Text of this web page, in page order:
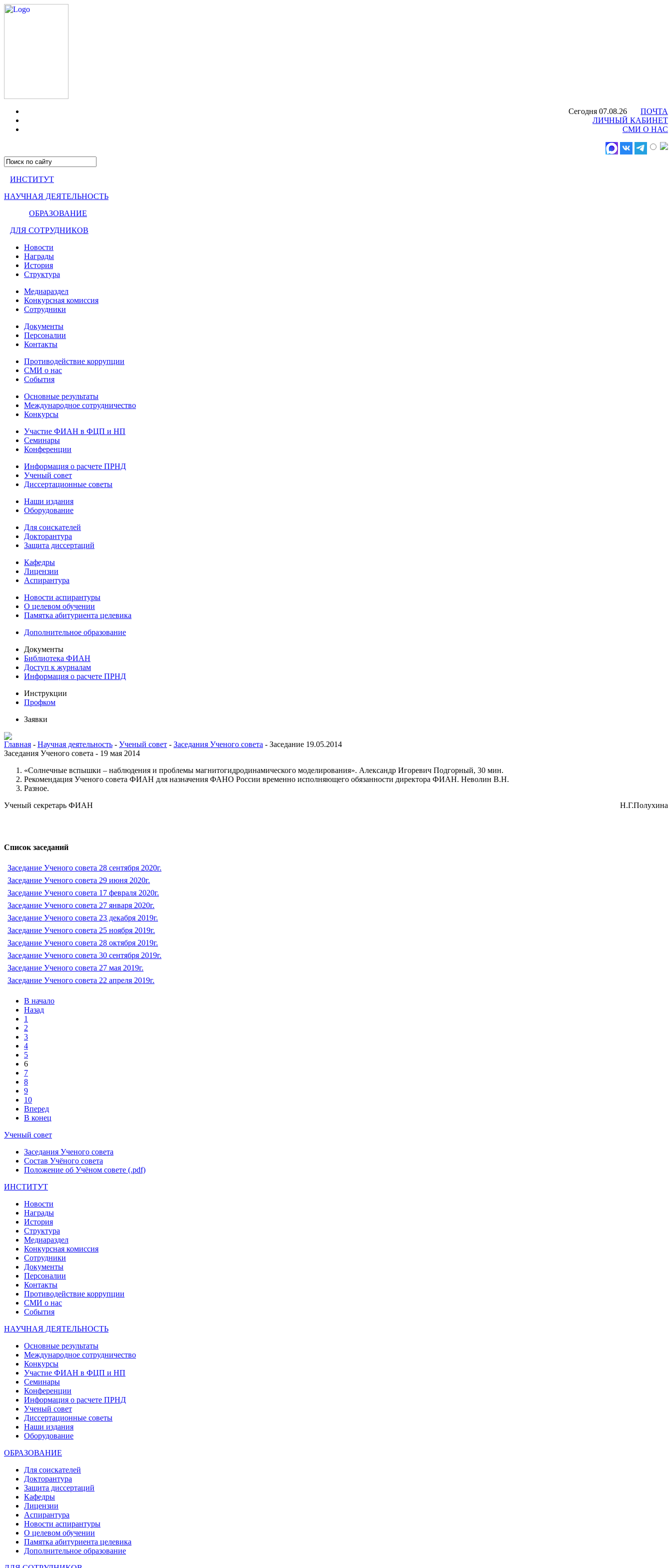
Сегодня 07.08.26
ПОЧТА
ЛИЧНЫЙ КАБИНЕТ
СМИ О НАС
ИНСТИТУТ
НАУЧНАЯ ДЕЯТЕЛЬНОСТЬ
ОБРАЗОВАНИЕ
ДЛЯ СОТРУДНИКОВ
Новости
Награды
История
Структура
Медиараздел
Конкурсная комиссия
Сотрудники
Документы
Персоналии
Контакты
Противодействие коррупции
СМИ о нас
События
Основные результаты
Международное сотрудничество
Конкурсы
Участие ФИАН в ФЦП и НП
Семинары
Конференции
Информация о расчете ПРНД
Ученый совет
Диссертационные советы
Наши издания
Оборудование
Для соискателей
Докторантура
Защита диссертаций
Кафедры
Лицензии
Аспирантура
Новости аспирантуры
О целевом обучении
Памятка абитуриента целевика
Дополнительное образование
Документы
Библиотека ФИАН
Доступ к журналам
Информация о расчете ПРНД
Инструкции
Профком
Заявки
Главная - Научная деятельность - Ученый совет - Заседания Ученого совета - Заседание 19.05.2014
Заседания Ученого совета - 19 мая 2014
«Солнечные вспышки – наблюдения и проблемы магнитогидродинамического моделирования». Александр Игоревич Подгорный, 30 мин.
Рекомендация Ученого совета ФИАН для назначения ФАНО России временно исполняющего обязанности директора ФИАН. Неволин В.Н.
Разное.
Ученый секретарь ФИАН
Н.Г.Полухина
Список заседаний
Заседание Ученого совета 28 сентября 2020г.
Заседание Ученого совета 29 июня 2020г.
Заседание Ученого совета 17 февраля 2020г.
Заседание Ученого совета 27 января 2020г.
Заседание Ученого совета 23 декабря 2019г.
Заседание Ученого совета 25 ноября 2019г.
Заседание Ученого совета 28 октября 2019г.
Заседание Ученого совета 30 сентября 2019г.
Заседание Ученого совета 27 мая 2019г.
Заседание Ученого совета 22 апреля 2019г.
В начало
Назад
1
2
3
4
5
6
7
8
9
10
Вперед
В конец
Ученый совет
Заседания Ученого совета
Состав Учёного совета
Положение об Учёном совете (.pdf)
ИНСТИТУТ
Новости
Награды
История
Структура
Медиараздел
Конкурсная комиссия
Сотрудники
Документы
Персоналии
Контакты
Противодействие коррупции
СМИ о нас
События
НАУЧНАЯ ДЕЯТЕЛЬНОСТЬ
Основные результаты
Международное сотрудничество
Конкурсы
Участие ФИАН в ФЦП и НП
Семинары
Конференции
Информация о расчете ПРНД
Ученый совет
Диссертационные советы
Наши издания
Оборудование
ОБРАЗОВАНИЕ
Для соискателей
Докторантура
Защита диссертаций
Кафедры
Лицензии
Аспирантура
Новости аспирантуры
О целевом обучении
Памятка абитуриента целевика
Дополнительное образование